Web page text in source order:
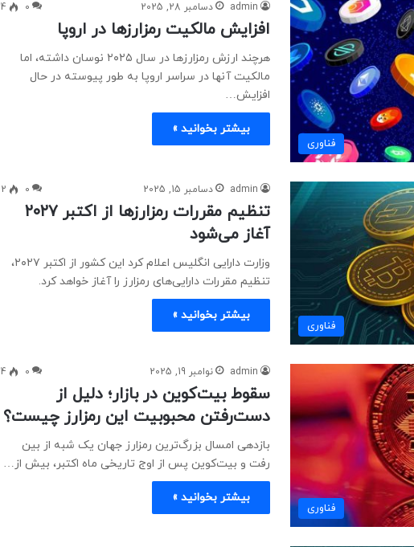
فناوری
admin دسامبر 28, 2025 0
4
افزایش مالکیت رمزارزها در اروپا
هرچند ارزش رمزارزها در سال ۲۰۲۵ نوسان داشته، اما
مالکیت آنها در سراسر اروپا به طور پیوسته در حال
افزایش…
بیشتر بخوانید »
فناوری
admin دسامبر 15, 2025 0
2
تنظیم مقررات رمزارزها از اکتبر ۲۰۲۷
آغاز می‌شود
وزارت دارایی انگلیس اعلام کرد این کشور از اکتبر ۲۰۲۷،
تنظیم مقررات دارایی‌های رمزارز را آغاز خواهد کرد.
بیشتر بخوانید »
فناوری
admin نوامبر 19, 2025 0
4
سقوط بیت‌کوین در بازار؛ دلیل از
دست‌رفتن محبوبیت این رمزارز چیست؟
بازدهی امسال بزرگ‌ترین رمزارز جهان یک شبه از بین
رفت و بیت‌کوین پس از اوج تاریخی ماه اکتبر، بیش از…
بیشتر بخوانید »